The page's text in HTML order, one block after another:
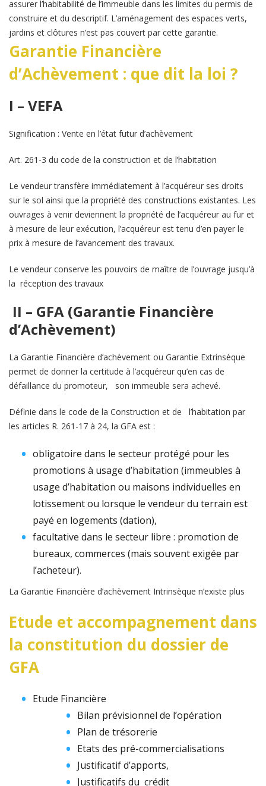
assurer l’habitabilité de l’immeuble dans les limites du permis de
construire et du descriptif. L’aménagement des espaces verts,
jardins et clôtures n’est pas couvert par cette garantie.
Garantie Financière
d’Achèvement : que dit la loi ?
I – VEFA
Signification : Vente en l’état futur d’achèvement
Art. 261-3 du code de la construction et de l’habitation
Le vendeur transfère immédiatement à l’acquéreur ses droits
sur le sol ainsi que la propriété des constructions existantes. Les
ouvrages à venir deviennent la propriété de l’acquéreur au fur et
à mesure de leur exécution, l’acquéreur est tenu d’en payer le
prix à mesure de l’avancement des travaux.
Le vendeur conserve les pouvoirs de maître de l’ouvrage jusqu’à
la réception des travaux
II – GFA (Garantie Financière
d’Achèvement)
La Garantie Financière d’achèvement ou Garantie Extrinsèque
permet de donner la certitude à l’acquéreur qu’en cas de
défaillance du promoteur, son immeuble sera achevé.
Définie dans le code de la Construction et de l’habitation par
les articles R. 261-17 à 24, la GFA est :
obligatoire dans le secteur protégé pour les
promotions à usage d’habitation (immeubles à
usage d’habitation ou maisons individuelles en
lotissement ou lorsque le vendeur du terrain est
payé en logements (dation),
facultative dans le secteur libre : promotion de
bureaux, commerces (mais souvent exigée par
l’acheteur).
La Garantie Financière d’achèvement Intrinsèque n’existe plus
Etude et accompagnement dans
la constitution du dossier de
GFA
Etude Financière
Bilan prévisionnel de l’opération
Plan de trésorerie
Etats des pré-commercialisations
Justificatif d’apports,
Justificatifs du crédit